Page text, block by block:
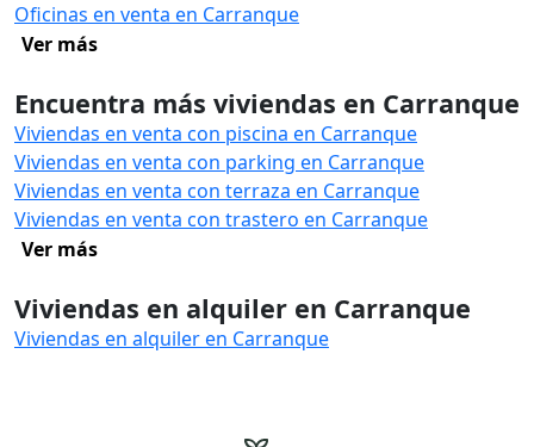
Oficinas en venta en Carranque
Ver más
Encuentra más viviendas en Carranque
Viviendas en venta con piscina en Carranque
Viviendas en venta con parking en Carranque
Viviendas en venta con terraza en Carranque
Viviendas en venta con trastero en Carranque
Ver más
Viviendas en alquiler en Carranque
Viviendas en alquiler en Carranque